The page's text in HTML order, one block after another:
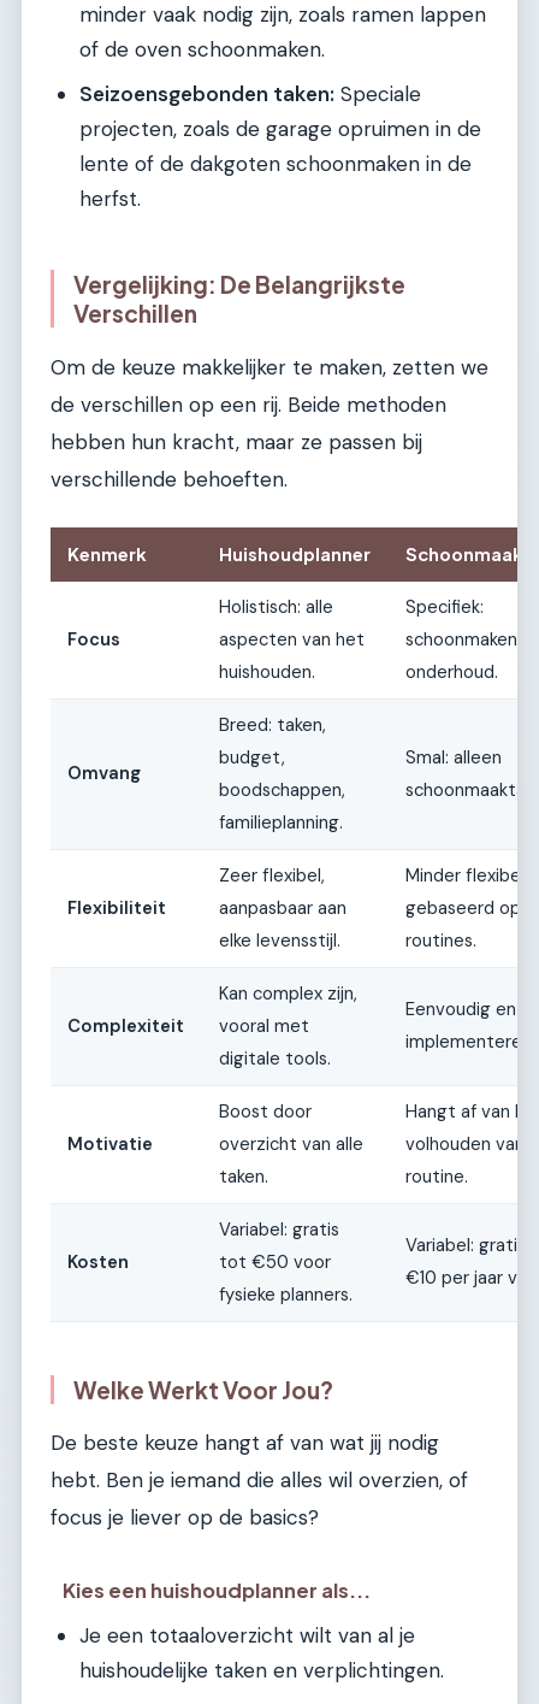
minder vaak nodig zijn, zoals ramen lappen
of de oven schoonmaken.
Seizoensgebonden taken: Speciale
projecten, zoals de garage opruimen in de
lente of de dakgoten schoonmaken in de
herfst.
Vergelijking: De Belangrijkste
Verschillen
Om de keuze makkelijker te maken, zetten we
de verschillen op een rij. Beide methoden
hebben hun kracht, maar ze passen bij
verschillende behoeften.
Kenmerk Huishoudplanner
Focus
Holistisch: alle
aspecten van het
huishouden.
Specifiek:
schoonmaken
onderhoud.
Omvang
Breed: taken,
budget,
boodschappen,
familieplanning.
Smal: alleen
Flexibiliteit
Zeer flexibel,
aanpasbaar aan
elke levensstijl.
Minder flexibel,
gebaseerd op
routines.
Complexiteit
Kan complex zijn,
vooral met
digitale tools.
Eenvoudig en
implementeren.
Motivatie
Boost door
overzicht van alle
taken.
Hangt af van
volhouden van
routine.
Kosten
Variabel: gratis
tot €50 voor
fysieke planners.
Variabel: gratis
€10 per jaar
Welke Werkt Voor Jou?
De beste keuze hangt af van wat jij nodig
hebt. Ben je iemand die alles wil overzien, of
focus je liever op de basics?
Kies een huishoudplanner als...
Je een totaaloverzicht wilt van al je
huishoudelijke taken en verplichtingen.